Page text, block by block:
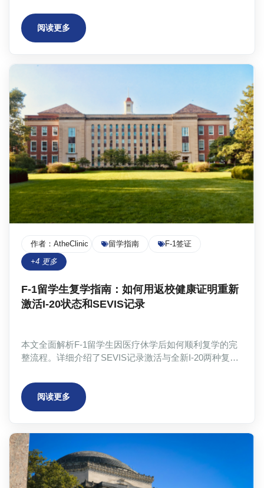
用与获取难点，包括线下就医的漫长等待、高昂费用及医
生保守态度等困境。最后，文章介绍了AtheClinic作为连
阅读更多
作者： AtheClinic Team留学指南
F-1签证
+4 更多
F-1留学生复学指南：如何用返校健康证明重新
激活I-20状态和SEVIS记录
本文全面解析F-1留学生因医疗休学后如何顺利复学的完
整流程。详细介绍了SEVIS记录激活与全新I-20两种复学
的重要性，包括其必须包含的六大关键要素：权威出具
人、专业格式、病情回顾、康复声明、学业能力评估和完
整医生信息。同时通过真实案例展示了如何克服跨国获取
阅读更多